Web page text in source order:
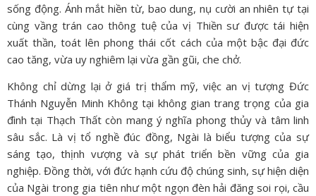
sống động. Ánh mắt hiền từ, bao dung, nụ cười an nhiên tự tại
cùng vầng trán cao thông tuệ của vị Thiền sư được tái hiện
xuất thần, toát lên phong thái cốt cách của một bậc đại đức
cao tăng, vừa uy nghiêm lại vừa gần gũi, che chở.
Không chỉ dừng lại ở giá trị thẩm mỹ, việc an vị tượng Đức
Thánh Nguyễn Minh Không tại không gian trang trọng của gia
đình tại Thạch Thất còn mang ý nghĩa phong thủy và tâm linh
sâu sắc. Là vị tổ nghề đúc đồng, Ngài là biểu tượng của sự
sáng tạo, thịnh vượng và sự phát triển bền vững của gia
nghiệp. Đồng thời, với đức hạnh cứu độ chúng sinh, sự hiện diện
của Ngài trong gia tiên như một ngọn đèn hải đăng soi rọi, cầu